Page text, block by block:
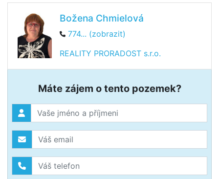
Božena Chmielová
774... (zobrazit)
REALITY PRORADOST s.r.o.
Máte zájem o tento pozemek?